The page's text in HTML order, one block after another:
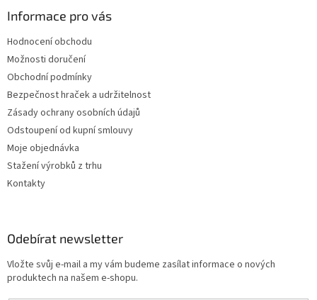
Informace pro vás
Hodnocení obchodu
Možnosti doručení
Obchodní podmínky
Bezpečnost hraček a udržitelnost
Zásady ochrany osobních údajů
Odstoupení od kupní smlouvy
Moje objednávka
Stažení výrobků z trhu
Kontakty
Odebírat newsletter
Vložte svůj e-mail a my vám budeme zasílat informace o nových
produktech na našem e-shopu.